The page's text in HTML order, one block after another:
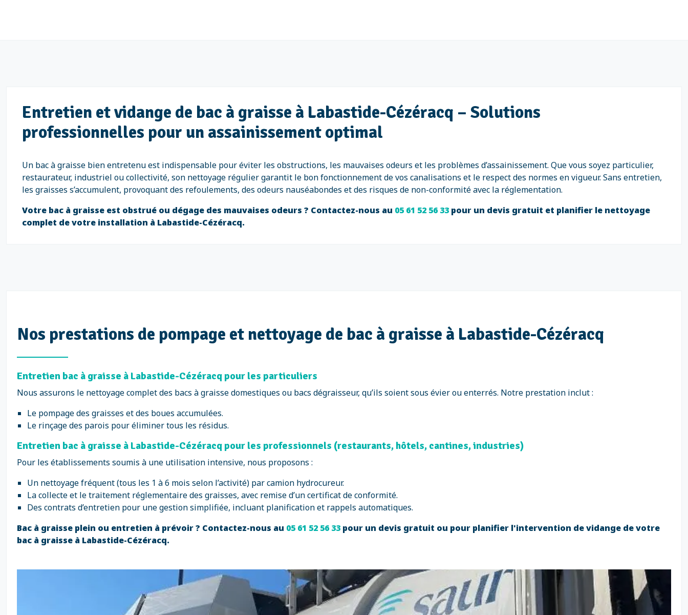
Entretien et vidange de bac à graisse à Labastide-Cézéracq – Solutions
professionnelles pour un assainissement optimal
Un bac à graisse bien entretenu est indispensable pour éviter les obstructions, les mauvaises odeurs et les problèmes d’assainissement. Que vous soyez particulier,
restaurateur, industriel ou collectivité, son nettoyage régulier garantit le bon fonctionnement de vos canalisations et le respect des normes en vigueur. Sans entretien,
les graisses s’accumulent, provoquant des refoulements, des odeurs nauséabondes et des risques de non-conformité avec la réglementation.
Votre bac à graisse est obstrué ou dégage des mauvaises odeurs ? Contactez-nous au 05 61 52 56 33 pour un devis gratuit et planifier le nettoyage
complet de votre installation à Labastide-Cézéracq.
Nos prestations de pompage et nettoyage de bac à graisse à Labastide-Cézéracq
Entretien bac à graisse à Labastide-Cézéracq pour les particuliers
Nous assurons le nettoyage complet des bacs à graisse domestiques ou bacs dégraisseur, qu’ils soient sous évier ou enterrés. Notre prestation inclut :
Le pompage des graisses et des boues accumulées.
Le rinçage des parois pour éliminer tous les résidus.
Entretien bac à graisse à Labastide-Cézéracq pour les professionnels (restaurants, hôtels, cantines, industries)
Pour les établissements soumis à une utilisation intensive, nous proposons :
Un nettoyage fréquent (tous les 1 à 6 mois selon l’activité) par camion hydrocureur.
La collecte et le traitement réglementaire des graisses, avec remise d’un certificat de conformité.
Des contrats d’entretien pour une gestion simplifiée, incluant planification et rappels automatiques.
Bac à graisse plein ou entretien à prévoir ? Contactez-nous au 05 61 52 56 33 pour un devis gratuit ou pour planifier l'intervention de vidange de votre
bac à graisse à Labastide-Cézéracq.